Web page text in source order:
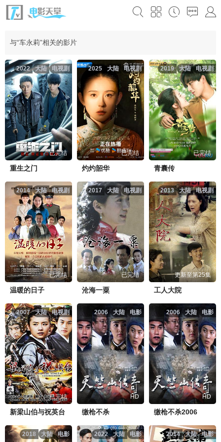
与“车永莉”相关的影片
电视剧
大陆
2022
已完结
重生之门
电视剧
大陆
2025
已完结
灼灼韶华
电视剧
大陆
2019
已完结
青囊传
电视剧
大陆
2014
已完结
温暖的日子
电视剧
大陆
2017
已完结
沧海一粟
电视剧
大陆
2013
更新至第25集
工人大院
电视剧
大陆
2007
已完结
新梁山伯与祝英台
电影
大陆
2006
HD
缴枪不杀
电影
大陆
2006
HD
缴枪不杀2006
电影
大陆
2018 电影
大陆
2022 电影
大陆
2014